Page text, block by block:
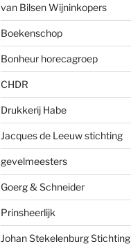
van Bilsen Wijninkopers
Boekenschop
Bonheur horecagroep
CHDR
Drukkerij Habe
Jacques de Leeuw stichting
gevelmeesters
Goerg & Schneider
Prinsheerlijk
Johan Stekelenburg Stichting